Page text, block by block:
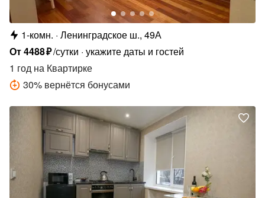
1-комн. Ленинградское ш., 49А
От4488₽/сутки укажите даты и гостей
1 год на Квартирке
30% вернётся бонусами